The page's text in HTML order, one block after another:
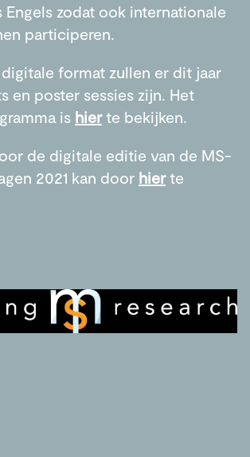
Engels zodat ook internationale
participeren.
format zullen er dit jaar
en poster sessies zijn. Het
is hier te bekijken.
de digitale editie van de MS-
2021 kan door hierte